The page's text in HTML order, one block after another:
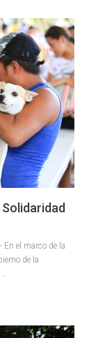
En el marco de la
de la
…